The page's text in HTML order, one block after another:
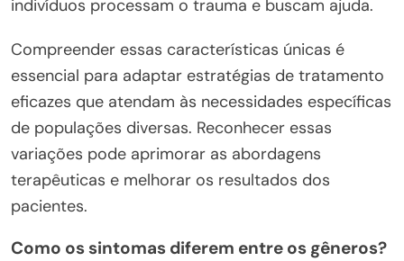
indivíduos processam o trauma e buscam ajuda.
Compreender essas características únicas é
essencial para adaptar estratégias de tratamento
eficazes que atendam às necessidades específicas
de populações diversas. Reconhecer essas
variações pode aprimorar as abordagens
terapêuticas e melhorar os resultados dos
pacientes.
Como os sintomas diferem entre os gêneros?